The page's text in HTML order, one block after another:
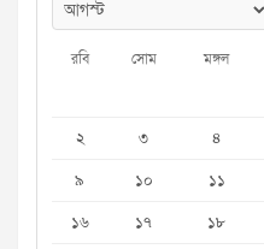
রবি সোম মঙ্গল
২
৩ ৪
৯
১০ ১১
১৬
১৭ ১৮